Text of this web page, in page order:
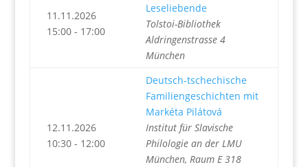
11.11.2026
15:00 - 17:00
Leseliebende
Tolstoi-Bibliothek
Aldringenstrasse 4
München
12.11.2026
10:30 - 12:00
Deutsch-tschechische
Familiengeschichten mit
Markéta Pilátová
Institut für Slavische
Philologie an der LMU
München, Raum E 318